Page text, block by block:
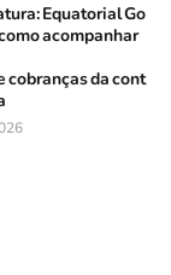
Equatorial Go
acompanhar
cobranças da cont